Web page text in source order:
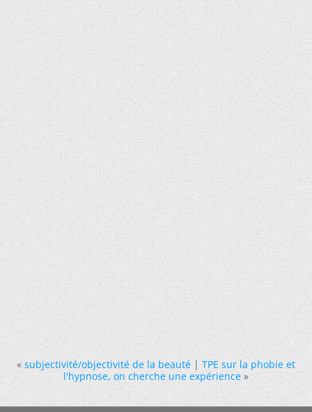
« subjectivité/objectivité de la beauté|TPE sur la phobie et
l'hypnose, on cherche une expérience »